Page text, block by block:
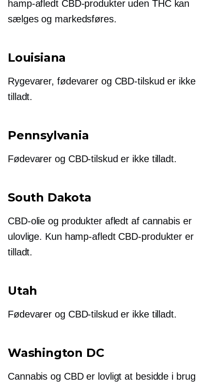
hamp-afledtCBD-produkter uden THC kan
sælges og markedsføres.
Louisiana
Rygevarer, fødevarer og CBD-tilskud er ikke
tilladt.
Pennsylvania
Fødevarer og CBD-tilskud er ikke tilladt.
South Dakota
CBD-olie og produkter afledt af cannabis er
ulovlige. Kun hamp-afledtCBD-produkter er
tilladt.
Utah
Fødevarer og CBD-tilskud er ikke tilladt.
Washington DC
Cannabis og CBD er lovligt at besidde i brug